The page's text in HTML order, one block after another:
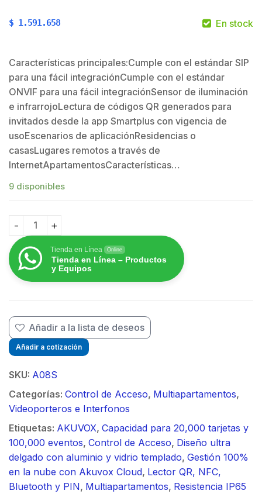
$ 1.591.658 En stock
Características principales:Cumple con el estándar SIP
para una fácil integraciónCumple con el estándar
ONVIF para una fácil integraciónSensor de iluminación
e infrarrojoLectura de códigos QR generados para
invitados desde la app Smartplus con vigencia de
usoEscenarios de aplicaciónResidencias o
casasLugares remotos a través de
InternetApartamentosCaracterísticas…
9 disponibles
Terminal de Control de Acceso de 1 Puerta / Acceso
Tienda en Línea Online
Tienda en Línea – Productos
y Equipos
Añadir a la lista de deseos
Añadir a cotización
SKU: A08S
Categorías: Control de Acceso, Multiapartamentos,
Videoporteros e Interfonos
Etiquetas: AKUVOX, Capacidad para 20,000 tarjetas y
100,000 eventos, Control de Acceso, Diseño ultra
delgado con aluminio y vidrio templado, Gestión 100%
en la nube con Akuvox Cloud, Lector QR, NFC,
Bluetooth y PIN, Multiapartamentos, Resistencia IP65